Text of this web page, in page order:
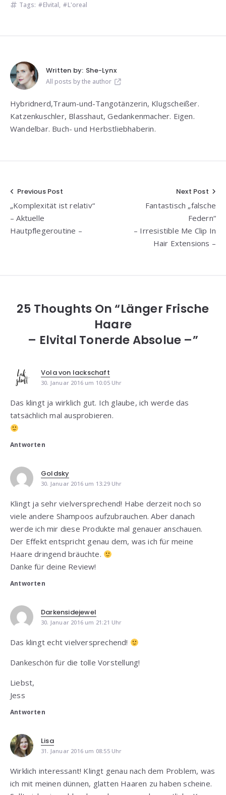
Tags: Elvital, L'oreal
Written by: She-Lynx
All posts by the author
Hybridnerd,Traum-und-Tangotänzerin, Klugscheißer.
Katzenkuschler, Blasshaut, Gedankenmacher. Eigen.
Wandelbar. Buch- und Herbstliebhaberin.
Beitragsnavigation
Previous Post
„Komplexität ist relativ“
– Aktuelle
Hautpflegeroutine –
Next Post
Fantastisch „falsche
Federn“
– Irresistible Me Clip In
Hair Extensions –
25 Thoughts On “Länger Frische
Haare
– Elvital Tonerde Absolue –”
Vola von lackschaft
30. Januar 2016 um 10:05 Uhr
Das klingt ja wirklich gut. Ich glaube, ich werde das
tatsächlich mal ausprobieren.
Antworten
Goldsky
30. Januar 2016 um 13:29 Uhr
Klingt ja sehr vielversprechend! Habe derzeit noch so
viele andere Shampoos aufzubrauchen. Aber danach
werde ich mir diese Produkte mal genauer anschauen.
Der Effekt entspricht genau dem, was ich für meine
Haare dringend bräuchte.
Danke für deine Review!
Antworten
Darkensidejewel
30. Januar 2016 um 21:21 Uhr
Das klingt echt vielversprechend!
Dankeschön für die tolle Vorstellung!
Liebst,
Jess
Antworten
Lisa
31. Januar 2016 um 08:55 Uhr
Wirklich interessant! Klingt genau nach dem Problem, was
ich mit meinen dünnen, glatten Haaren zu haben scheine.